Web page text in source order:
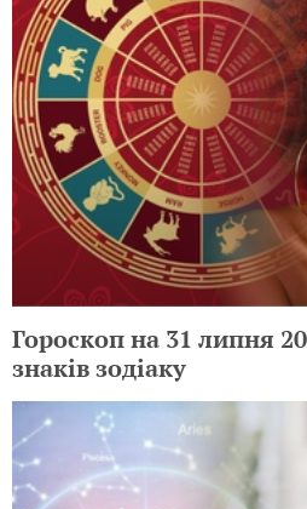
Гороскоп на 31 липня
знаків зодіаку